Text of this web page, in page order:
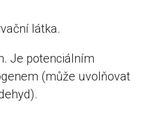
látka.
Je potenciálním
(může uvolňovat